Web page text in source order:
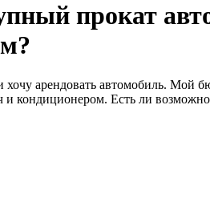
прокат
хочу арендовать автомобиль. Мой
и кондиционером. Есть ли